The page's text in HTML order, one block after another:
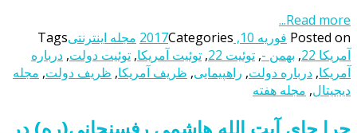
Read more...
Posted on فوریه 10, 2017 Categories مجله اینترنتیTags
آمریکا 22
, بهمن -, توئیت 22 , توئیت آمریکا, توئیت دولت, درباره
آمریکا, درباره دولت, راهپیمایی, ظریف آمریکا, ظریف دولت, مجله
دیجیتال, مجله هفته